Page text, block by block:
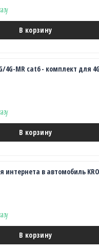
В корзину
4G-MR cat6 - комплект для
В корзину
интернета в автомобиль
В корзину